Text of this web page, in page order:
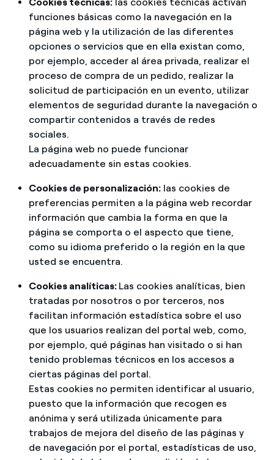
funciones básicas como la navegación en la
página web y la utilización de las diferentes
opciones o servicios que en ella existan como,
por ejemplo, acceder al área privada, realizar el
proceso de compra de un pedido, realizar la
solicitud de participación en un evento, utilizar
elementos de seguridad durante la navegación o
compartir contenidos a través de redes
sociales.
La página web no puede funcionar
adecuadamente sin estas cookies.
Cookies de personalización:las cookies de
preferencias permiten a la página web recordar
información que cambia la forma en que la
página se comporta o el aspecto que tiene,
como su idioma preferido o la región en la que
usted se encuentra.
Cookies analíticas: Las cookies analíticas, bien
tratadas por nosotros o por terceros, nos
facilitan información estadística sobre el uso
que los usuarios realizan del portal web, como,
por ejemplo, qué páginas han visitado o si han
tenido problemas técnicos en los accesos a
ciertas páginas del portal.
Estas cookies no permiten identificar al usuario,
puesto que la información que recogen es
anónima y será utilizada únicamente para
trabajos de mejora del diseño de las páginas y
de navegación por el portal, estadísticas de uso,